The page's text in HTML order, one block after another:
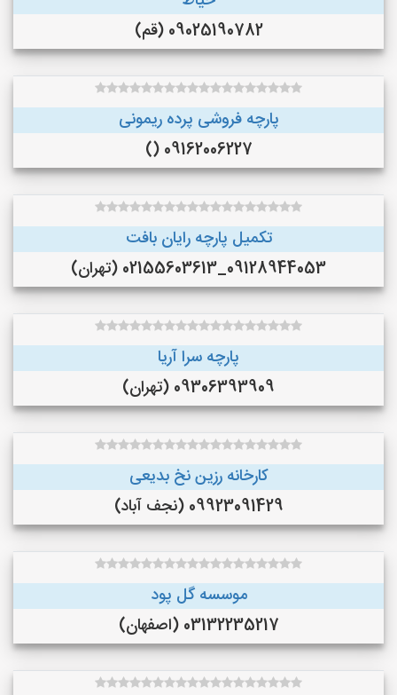
09025190782 (قم)
پارچه فروشی پرده ریمونی
09162006227 ()
تکمیل پارچه رایان بافت
09128944053_02155603613 (تهران)
پارچه سرا آریا
09306393909 (تهران)
کارخانه رزین نخ بدیعی
09923091429 (نجف‌ آباد)
موسسه گل پود
03132235217 (اصفهان)